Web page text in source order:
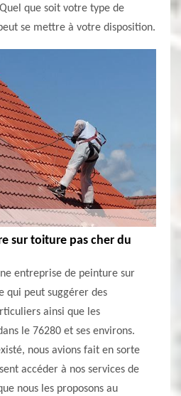
que soit votre type de
se mettre à votre disposition.
sur toiture pas cher du
entreprise de peinture sur
qui peut suggérer des
ainsi que les
le 76280 et ses environs.
nous avions fait en sorte
accéder à nos services de
nous les proposons au